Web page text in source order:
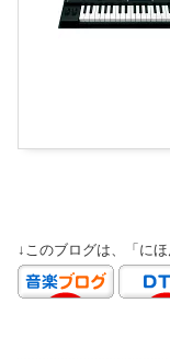
↓このブログは、「に